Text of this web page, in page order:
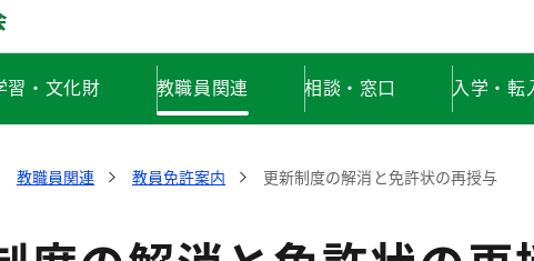
習・文化財 教職員関連 相談・窓口 入学・転
教職員関連 教員免許案内 更新制度の解消と免許状の再授与